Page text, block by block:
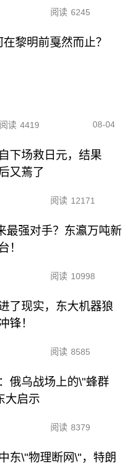
阅读 6245
黎明前戛然而止？
阅读 4419 08-04
下场救日元，结果
又蔫了
阅读 12171
最强对手？东瀛万吨新
！
阅读 10998
了现实，东大机器狼
锋！
阅读 8585
俄乌战场上的\"蜂群
大启示
阅读 8379
东\"物理断网\"，特朗